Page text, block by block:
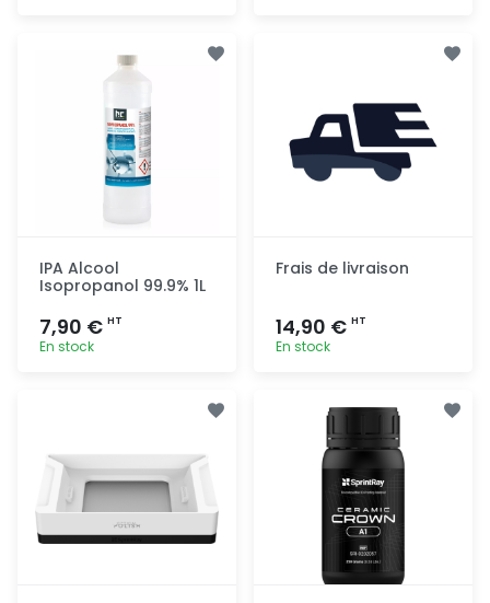
rapide
IPA Alcool
Isopropanol 99.9% 1L
7,90 € HT
En stock
Frais de livraison
14,90 € HT
En stock
rapide